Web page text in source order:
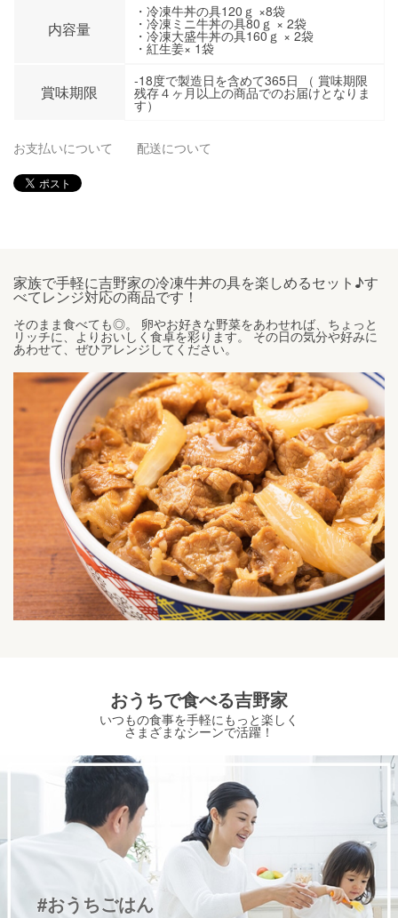
内容量
・冷凍牛丼の具120ｇ ×8袋
・冷凍ミニ牛丼の具80ｇ × 2袋
・冷凍大盛牛丼の具160ｇ × 2袋
・紅生姜× 1袋
賞味期限
-18度で製造日を含めて365日 （ 賞味期限
残存４ヶ月以上の商品でのお届けとなりま
す）
お支払いについて 配送について
家族で手軽に吉野家の冷凍牛丼の具を楽しめるセット♪す
べてレンジ対応の商品です！
そのまま食べても◎。 卵やお好きな野菜をあわせれば、ちょっと
リッチに、よりおいしく食卓を彩ります。 その日の気分や好みに
あわせて、ぜひアレンジしてください。
おうちで食べる吉野家
いつもの食事を手軽にもっと楽しく
さまざまなシーンで活躍！
#おうちごはん